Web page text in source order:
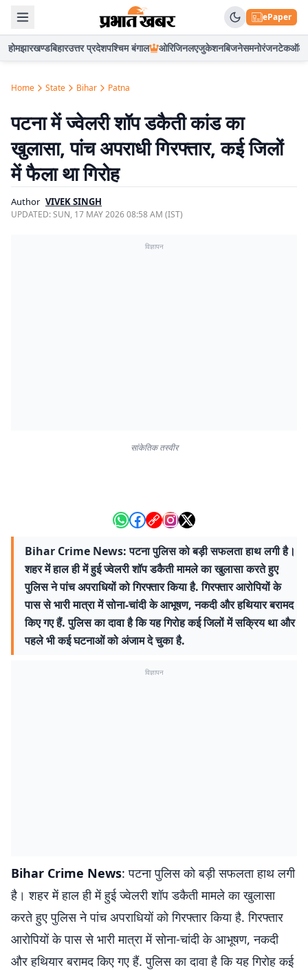
ePaper
होमझारखण्डबिहारउत्तर प्रदेशपश्चिम बंगाल ओरिजिनलएजुकेशनबिजनेसमनोरंजनटेकऑटो
Home State Bihar Patna
पटना में ज्वेलरी शॉप डकैती कांड का
खुलासा, पांच अपराधी गिरफ्तार, कई जिलों
में फैला था गिरोह
Author VIVEK SINGH
UPDATED:SUN, 17 MAY 2026 08:58 AM (IST)
विज्ञापन
सांकेतिक तस्वीर
Bihar Crime News: पटना पुलिस को बड़ी सफलता हाथ लगी है।
शहर में हाल ही में हुई ज्वेलरी शॉप डकैती मामले का खुलासा करते हुए
पुलिस ने पांच अपराधियों को गिरफ्तार किया है. गिरफ्तार आरोपियों के
पास से भारी मात्रा में सोना-चांदी के आभूषण, नकदी और हथियार बरामद
किए गए हैं. पुलिस का दावा है कि यह गिरोह कई जिलों में सक्रिय था और
पहले भी कई घटनाओं को अंजाम दे चुका है.
विज्ञापन
Bihar Crime News: पटना पुलिस को बड़ी सफलता हाथ लगी
है। शहर में हाल ही में हुई ज्वेलरी शॉप डकैती मामले का खुलासा
करते हुए पुलिस ने पांच अपराधियों को गिरफ्तार किया है. गिरफ्तार
आरोपियों के पास से भारी मात्रा में सोना-चांदी के आभूषण, नकदी
और हथियार बरामद किए गए हैं. पुलिस का दावा है कि यह गिरोह कई